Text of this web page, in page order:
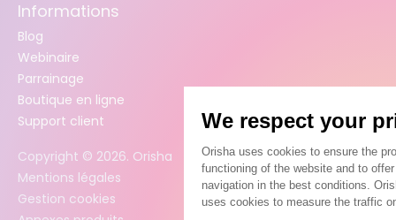
Informations
Blog
Webinaire
Parrainage
Boutique en ligne
Support client
Copyright © 2026. Orisha
Mentions légales
Gestion cookies